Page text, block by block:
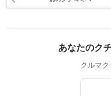
あなたのク
クルマク